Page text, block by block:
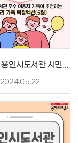
용인시도서관 시민 참여 북 컬렉션(5월)📖
2024.05.22